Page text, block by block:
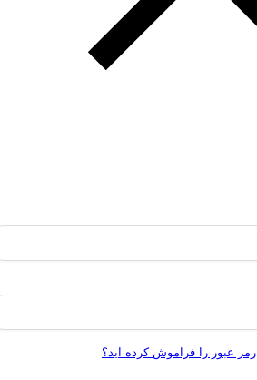
رمز عبور را فراموش کرده اید؟